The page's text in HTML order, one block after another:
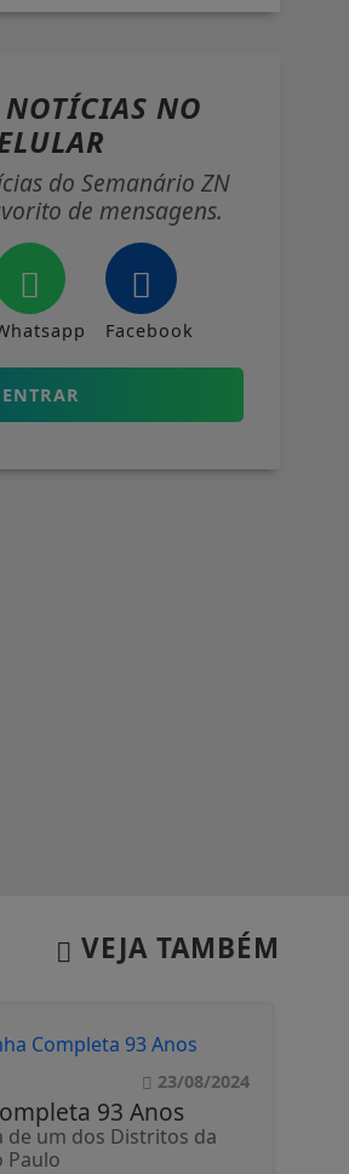
NOTÍCIAS NO
do Semanário ZN
de mensagens.
Facebook
ENTRAR
VEJA TAMBÉM
23/08/2024
93 Anos
de um dos Distritos da
Paulo